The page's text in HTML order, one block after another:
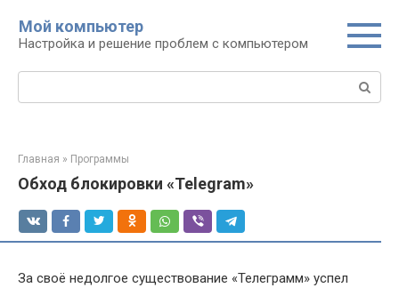
контенту
Мой компьютер
Настройка и решение проблем с компьютером
Поиск:
Главная » Программы
Обход блокировки «Telegram»
За своё недолгое существование «Телеграмм» успел